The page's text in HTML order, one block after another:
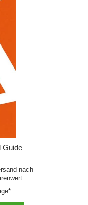
Guide
nach